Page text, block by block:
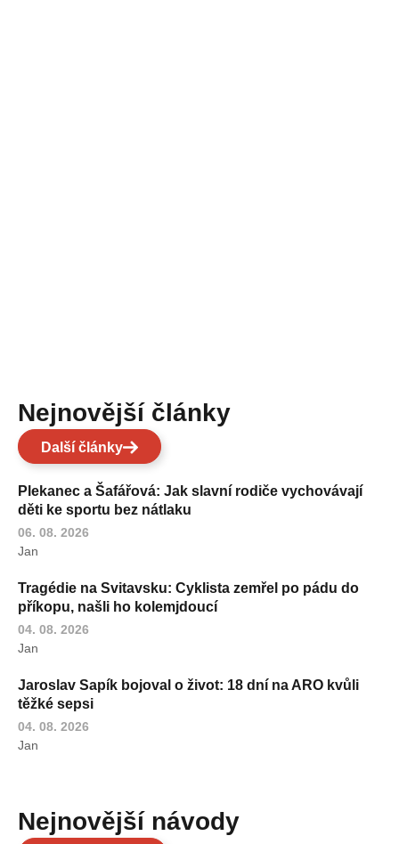
Nejnovější články
Další články
Plekanec a Šafářová: Jak slavní rodiče vychovávají
děti ke sportu bez nátlaku
06. 08. 2026
Jan
Tragédie na Svitavsku: Cyklista zemřel po pádu do
příkopu, našli ho kolemjdoucí
04. 08. 2026
Jan
Jaroslav Sapík bojoval o život: 18 dní na ARO kvůli
těžké sepsi
04. 08. 2026
Jan
Nejnovější návody